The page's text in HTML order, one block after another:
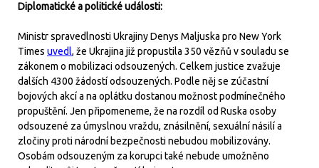
Diplomatické a politické události:
Ministr spravedlnosti Ukrajiny Denys Maljuska pro New York
Times uvedl, že Ukrajina již propustila 350 vězňů v souladu se
zákonem o mobilizaci odsouzených. Celkem justice zvažuje
dalších 4300 žádostí odsouzených. Podle něj se zúčastní
bojových akcí a na oplátku dostanou možnost podmínečného
propuštění. Jen připomeneme, že na rozdíl od Ruska osoby
odsouzené za úmyslnou vraždu, znásilnění, sexuální násilí a
zločiny proti národní bezpečnosti nebudou mobilizovány.
Osobám odsouzeným za korupci také nebude umožněno